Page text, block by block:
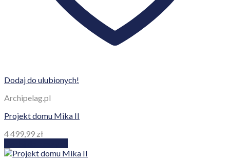
Dodaj do ulubionych!
Archipelag.pl
Projekt domu Mika II
4 499,99 zł